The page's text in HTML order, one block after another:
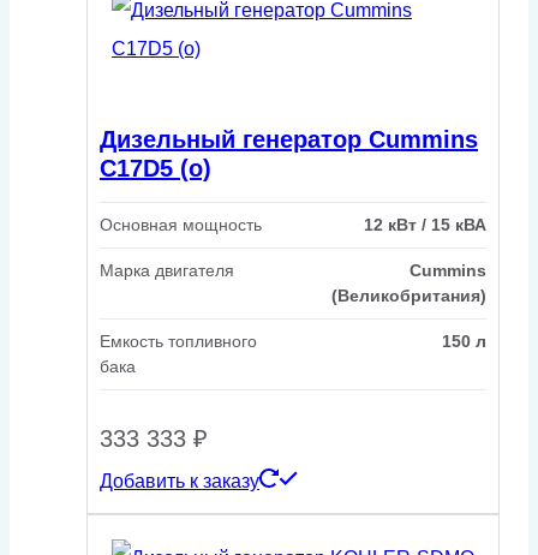
Дизельный генератор Cummins
C17D5 (o)
Основная мощность 12 кВт / 15 кВА
Марка двигателя
Cummins
(Великобритания)
Емкость топливного
бака
150 л
333 333 ₽
Добавить к заказу